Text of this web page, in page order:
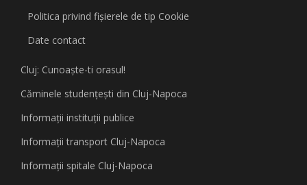
Politica privind fişierele de tip Cookie
Date contact
Cluj: Cunoaşte-ti orasul!
Căminele studenţeşti din Cluj-Napoca
Informaţii instituţii publice
Informaţii transport Cluj-Napoca
Informaţii spitale Cluj-Napoca